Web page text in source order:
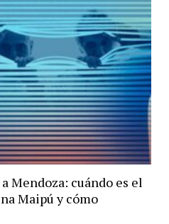
Mendoza: cuándo es el
Maipú y cómo